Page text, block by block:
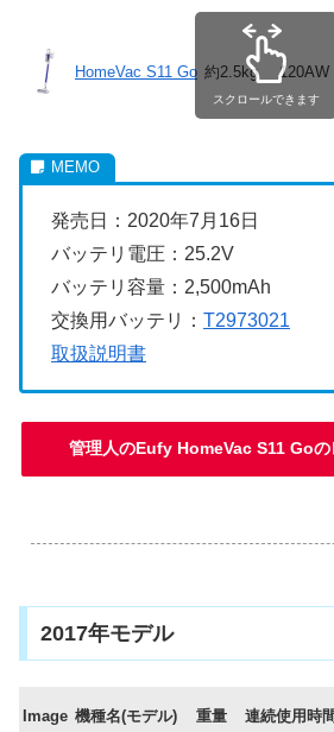
HomeVac S11 Go 約2.5kg 120AW
スクロールできます
発売日：2020年7月16日
バッテリ電圧：25.2V
バッテリ容量：2,500mAh
交換用バッテリ： T2973021
取扱説明書
管理人のEufy HomeVac S11 Goの
2017年モデル
Image 機種名(モデル) 重量 連続使用時間